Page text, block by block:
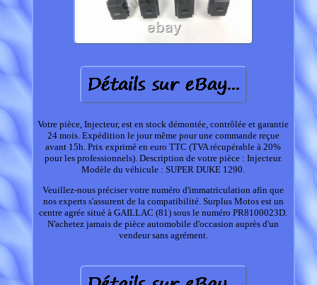
Votre pièce, Injecteur, est en stock démontée, contrôlée et garantie
24 mois. Expédition le jour même pour une commande reçue
avant 15h. Prix exprimé en euro TTC (TVA récupérable à 20%
pour les professionnels). Description de votre pièce : Injecteur.
Modèle du véhicule : SUPER DUKE 1290.
Veuillez-nous préciser votre numéro d'immatriculation afin que
nos experts s'assurent de la compatibilité. Surplus Motos est un
centre agrée situé à GAILLAC (81) sous le numéro PR8100023D.
N'achetez jamais de pièce automobile d'occasion auprès d'un
vendeur sans agrément.